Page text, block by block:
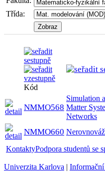
Třída:
Kód
NMMO568
Simulation
Matter
Networks
NMMO660
KontaktyPodpora studentů se
Univerzita Karlova |